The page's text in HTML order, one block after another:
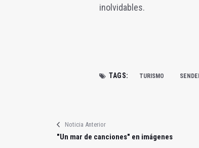
inolvidables.
TAGS: TURISMO
Noticia Anterior
"Un mar de canciones" en imágenes